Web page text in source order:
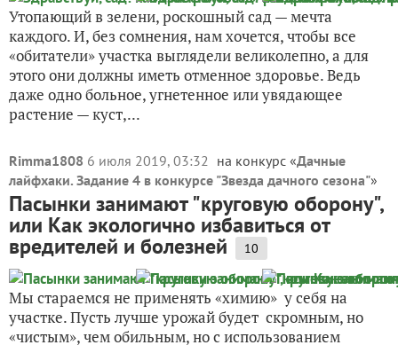
Утопающий в зелени, роскошный сад — мечта
каждого. И, без сомнения, нам хочется, чтобы все
«обитатели» участка выглядели великолепно, а для
этого они должны иметь отменное здоровье. Ведь
даже одно больное, угнетенное или увядающее
растение — куст,...
Rimma1808 6 июля 2019, 03:32 на конкурс «Дачные
лайфхаки. Задание 4 в конкурсе "Звезда дачного сезона"»
Пасынки занимают "круговую оборону",
или Как экологично избавиться от
вредителей и болезней 10
Мы стараемся не применять «химию» у себя на
участке. Пусть лучше урожай будет скромным, но
«чистым», чем обильным, но с использованием